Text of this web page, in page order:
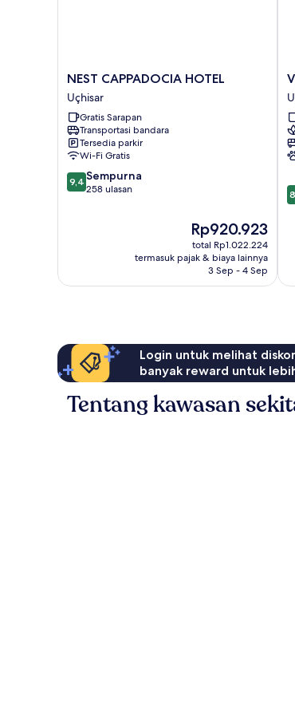
NEST
CAPPADOCIA
HOTEL
Uçhisar
NEST CAPPADOCIA HOTEL
Uçhisar
Gratis Sarapan
Transportasi bandara
Tersedia parkir
Wi-Fi Gratis
9.4
dari
9,4 Sempurna
258 ulasan
Harga
sekarang
Rp920.923
Rp920.923
total Rp1.022.224
termasuk pajak & biaya lainnya
3 Sep - 4 Sep
Login untuk melihat
banyak reward untuk
Tentang kawasan